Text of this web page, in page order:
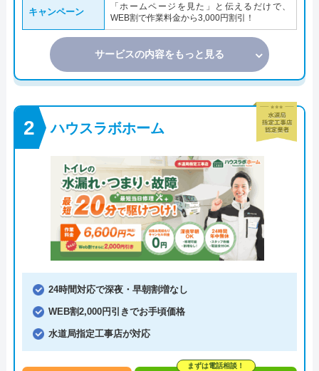
キャンペーン
「ホームページを見た」と伝えるだけで、
WEB割で作業料金から3,000円割引！
サービスの内容をもっと見る
ハウスラボホーム
24時間対応で深夜・早朝割増なし
WEB割2,000円引きでお手頃価格
水道局指定工事店が対応
まずは電話相談！